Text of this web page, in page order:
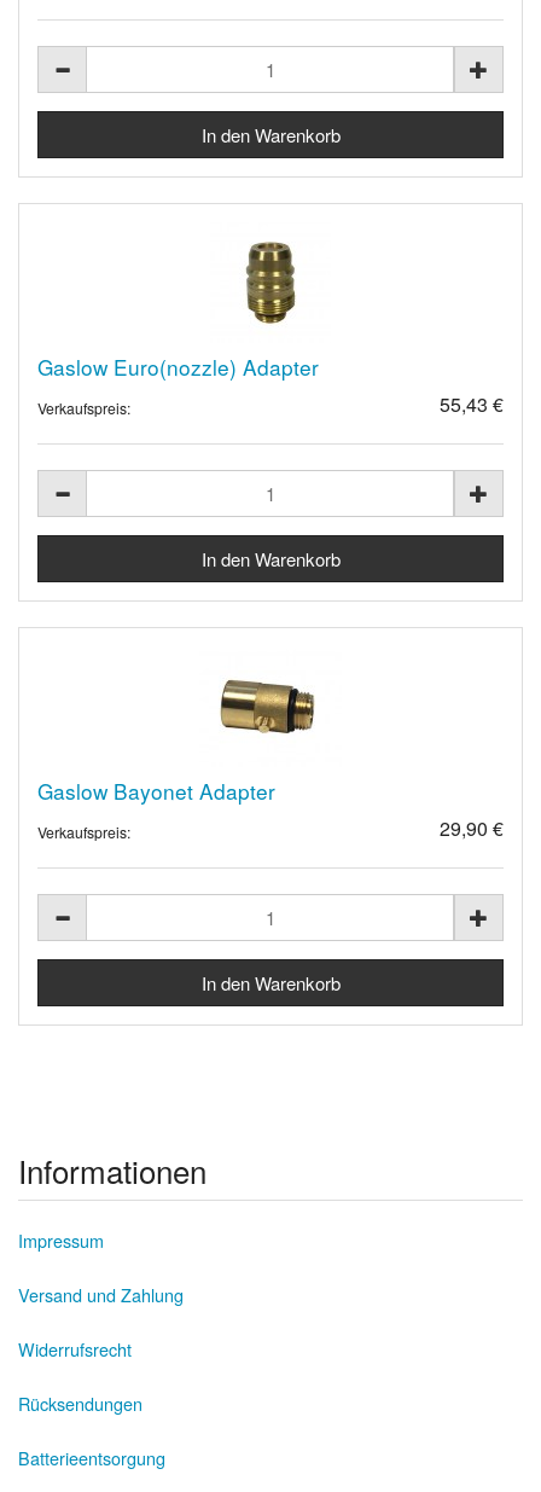
Gaslow Euro(nozzle) Adapter
Verkaufspreis: 55,43 €
Gaslow Bayonet Adapter
Verkaufspreis: 29,90 €
Informationen
Impressum
Versand und Zahlung
Widerrufsrecht
Rücksendungen
Batterieentsorgung